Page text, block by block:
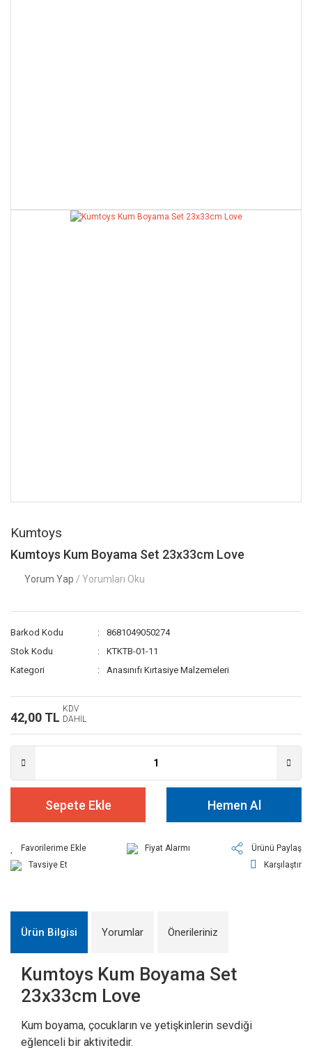
Kumtoys
Kumtoys Kum Boyama Set 23x33cm Love
Yorum Yap / Yorumları Oku
Barkod Kodu
8681049050274
Stok Kodu
KTKTB-01-11
Kategori
Anasınıfı Kırtasiye Malzemeleri
42,00 TL
KDV
DAHİL
Sepete Ekle Hemen Al
Fiyat Alarmı
Ürünü Paylaş
Tavsiye Et
Karşılaştır
Ürün Bilgisi Yorumlar Önerileriniz
Kumtoys Kum Boyama Set
23x33cm Love
Kum boyama, çocukların ve yetişkinlerin sevdiği
eğlenceli bir aktivitedir.